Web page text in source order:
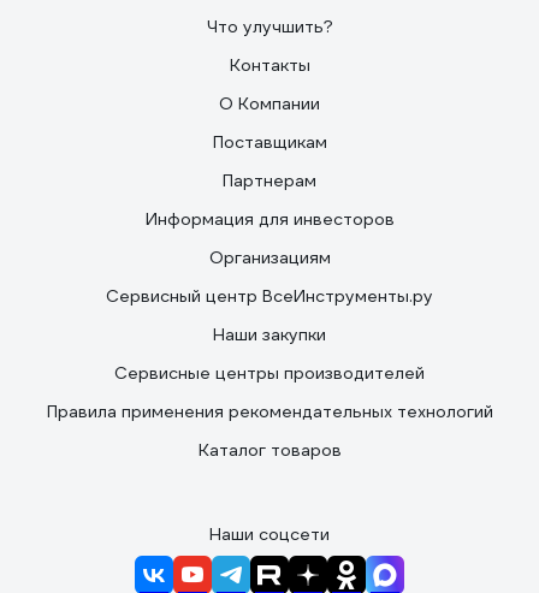
Что улучшить?
Контакты
О Компании
Поставщикам
Партнерам
Информация для инвесторов
Организациям
Сервисный центр ВсеИнструменты.ру
Наши закупки
Сервисные центры производителей
Правила применения рекомендательных технологий
Каталог товаров
Наши соцсети